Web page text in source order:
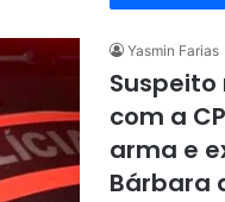
Yasmin Farias
com a
arma e
Bárbara